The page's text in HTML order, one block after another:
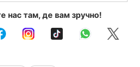
нас там, де вам зручно!